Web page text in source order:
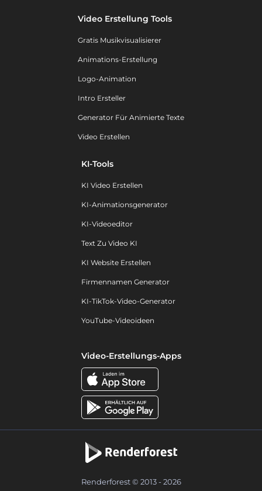
Video Erstellung Tools
Gratis Musikvisualisierer
Animations-Erstellung
Logo-Animation
Intro Ersteller
Generator Für Animierte Texte
Video Erstellen
KI-Tools
KI Video Erstellen
KI-Animationsgenerator
KI-Videoeditor
Text Zu Video KI
KI Website Erstellen
Firmennamen Generator
KI-TikTok-Video-Generator
YouTube-Videoideen
Video-Erstellungs-Apps
Renderforest © 2013 - 2026